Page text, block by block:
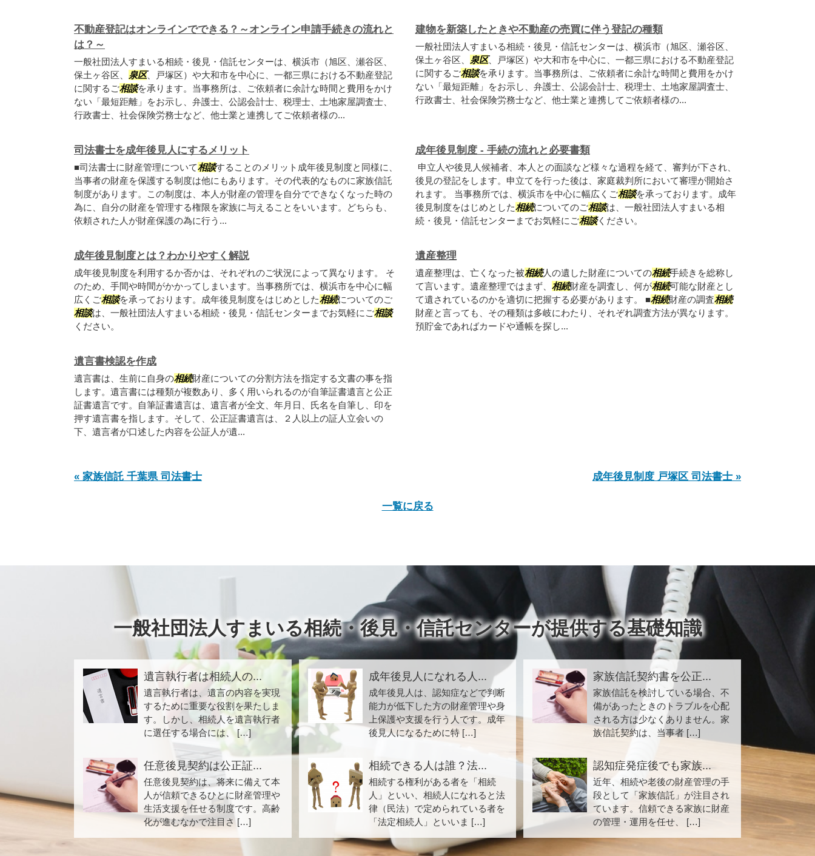
不動産登記はオンラインでできる？～オンライン申請手続きの流れと
は？～
一般社団法人すまいる相続・後見・信託センターは、横浜市（旭区、瀬谷区、
保土ヶ谷区、
泉区、戸塚区）や大和市を中心に、一都三県における不動産登記
に関するご相談を承ります。当事務所は、ご依頼者に余計な時間と費用をかけ
ない「最短距離」をお示し、弁護士、公認会計士、税理士、土地家屋調査士、
行政書士、社会保険労務士など、他士業と連携してご依頼者様の...
建物を新築したときや不動産の売買に伴う登記の種類
一般社団法人すまいる相続・後見・信託センターは、横浜市（旭区、瀬谷区、
保土ヶ谷区、
泉区、戸塚区）や大和市を中心に、一都三県における不動産登記
に関するご相談を承ります。当事務所は、ご依頼者に余計な時間と費用をかけ
ない「最短距離」をお示し、弁護士、公認会計士、税理士、土地家屋調査士、
行政書士、社会保険労務士など、他士業と連携してご依頼者様の...
司法書士を成年後見人にするメリット
■司法書士に財産管理について相談することのメリット成年後見制度と同様に、
当事者の財産を保護する制度は他にもあります。その代表的なものに家族信託
制度があります。この制度は、本人が財産の管理を自分でできなくなった時の
為に、自分の財産を管理する権限を家族に与えることをいいます。どちらも、
依頼された人が財産保護の為に行う...
成年後見制度 - 手続の流れと必要書類
申立人や後見人候補者、本人との面談など様々な過程を経て、審判が下され、
後見の登記をします。申立てを行った後は、家庭裁判所において審理が開始さ
れます。 当事務所では、横浜市を中心に幅広くご相談を承っております。成年
後見制度をはじめとした相続についてのご相談は、一般社団法人すまいる相
続・後見・信託センターまでお気軽にご相談ください。
成年後見制度とは？わかりやすく解説
成年後見制度を利用するか否かは、それぞれのご状況によって異なります。 そ
のため、手間や時間がかかってしまいます。当事務所では、横浜市を中心に幅
広くご相談を承っております。成年後見制度をはじめとした相続についてのご
相談は、一般社団法人すまいる相続・後見・信託センターまでお気軽にご相談
ください。
遺産整理
遺産整理は、亡くなった被相続人の遺した財産についての相続手続きを総称し
て言います。遺産整理ではまず、 相続財産を調査し、何が相続可能な財産とし
て遺されているのかを適切に把握する必要があります。 ■相続財産の調査相続
財産と言っても、その種類は多岐にわたり、それぞれ調査方法が異なります。
預貯金であればカードや通帳を探し...
遺言書検認を作成
遺言書は、生前に自身の相続財産についての分割方法を指定する文書の事を指
します。遺言書には種類が複数あり、多く用いられるのが自筆証書遺言と公正
証書遺言です。自筆証書遺言は、遺言者が全文、年月日、氏名を自筆し、印を
押す遺言書を指します。そして、公正証書遺言は、２人以上の証人立会いの
下、遺言者が口述した内容を公証人が遺...
« 家族信託 千葉県 司法書士 成年後見制度 戸塚区 司法書士 »
一覧に戻る
一般社団法人すまいる相続・後見・信託センターが提供する基礎知識
遺言執行者は相続人の...
遺言執行者は、遺言の内容を実現
するために重要な役割を果たしま
す。しかし、相続人を遺言執行者
に選任する場合には、 […]
成年後見人になれる人...
成年後見人は、認知症などで判断
能力が低下した方の財産管理や身
上保護や支援を行う人です。成年
後見人になるために特 […]
家族信託契約書を公正...
家族信託を検討している場合、不
備があったときのトラブルを心配
される方は少なくありません。家
族信託契約は、当事者 […]
任意後見契約は公正証...
任意後見契約は、将来に備えて本
人が信頼できるひとに財産管理や
生活支援を任せる制度です。高齢
化が進むなかで注目さ […]
相続できる人は誰？法...
相続する権利がある者を「相続
人」といい、相続人になれると法
律（民法）で定められている者を
「法定相続人」といいま […]
認知症発症後でも家族...
近年、相続や老後の財産管理の手
段として「家族信託」が注目され
ています。信頼できる家族に財産
の管理・運用を任せ、 […]